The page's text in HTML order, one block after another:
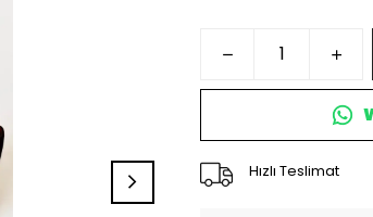
Hızlı Teslimat